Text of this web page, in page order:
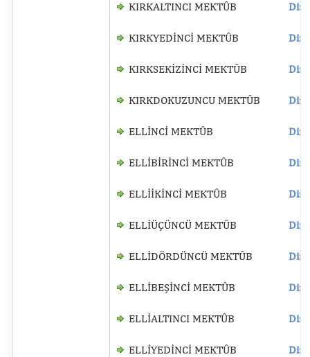
KIRKALTINCI MEKTÛB
KIRKYEDİNCİ MEKTÛB
KIRKSEKİZİNCİ MEKTÛB
KIRKDOKUZUNCU MEKTÛB
ELLİNCİ MEKTÛB
ELLİBİRİNCİ MEKTÛB
ELLİİKİNCİ MEKTÛB
ELLİÜÇÜNCÜ MEKTÛB
ELLİDÖRDÜNCÜ MEKTÛB
ELLİBEŞİNCİ MEKTÛB
ELLİALTINCI MEKTÛB
ELLİYEDİNCİ MEKTÛB